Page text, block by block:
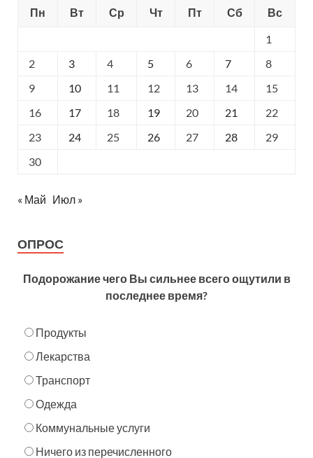
Пн Вт Ср Чт Пт Сб
Вс
1
2
3 4 5 6 7
8
9
10 11 12 13 14
15
16
17 18 19 20 21
22
23
24 25 26 27 28
29
30
« Май Июл »
ОПРОС
Подорожание чего Вы сильнее всего ощутили в
последнее время?
Продукты
Лекарства
Транспорт
Одежда
Коммунальные услуги
Ничего из перечисленного